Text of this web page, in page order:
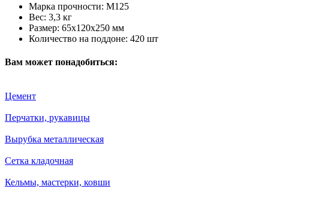
Марка прочности: М125
Вес: 3,3 кг
Размер: 65х120х250 мм
Количество на поддоне: 420 шт
Вам может понадобиться:
Цемент
Перчатки, рукавицы
Вырубка металлическая
Сетка кладочная
Кельмы, мастерки, ковши